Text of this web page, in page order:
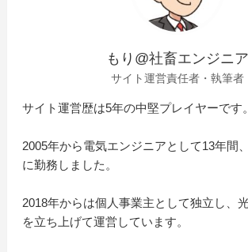
もり@社畜エンジニア
サイト運営責任者・執筆者
サイト運営歴は5年の中堅プレイヤーです。
2005年から電気エンジニアとして13年間
に勤務しました。
2018年からは個人事業主として独立し、
を立ち上げて運営しています。